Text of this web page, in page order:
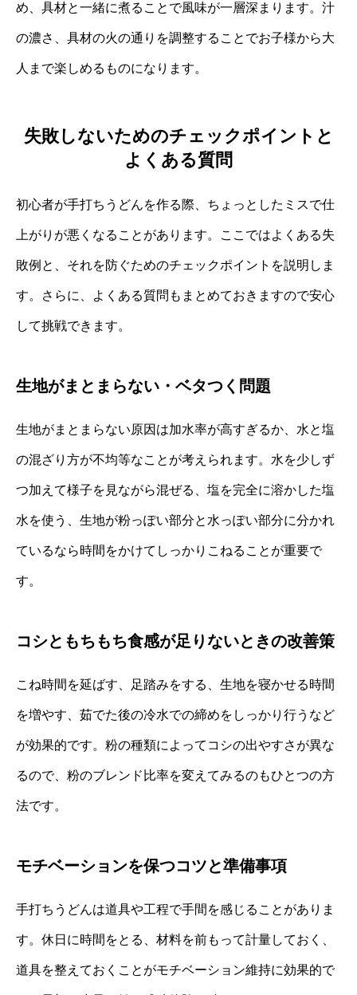
め、具材と一緒に煮ることで風味が一層深まります。汁
の濃さ、具材の火の通りを調整することでお子様から大
人まで楽しめるものになります。
失敗しないためのチェックポイントと
よくある質問
初心者が手打ちうどんを作る際、ちょっとしたミスで仕
上がりが悪くなることがあります。ここではよくある失
敗例と、それを防ぐためのチェックポイントを説明しま
す。さらに、よくある質問もまとめておきますので安心
して挑戦できます。
生地がまとまらない・ベタつく問題
生地がまとまらない原因は加水率が高すぎるか、水と塩
の混ざり方が不均等なことが考えられます。水を少しず
つ加えて様子を見ながら混ぜる、塩を完全に溶かした塩
水を使う、生地が粉っぽい部分と水っぽい部分に分かれ
ているなら時間をかけてしっかりこねることが重要で
す。
コシともちもち食感が足りないときの改善策
こね時間を延ばす、足踏みをする、生地を寝かせる時間
を増やす、茹でた後の冷水での締めをしっかり行うなど
が効果的です。粉の種類によってコシの出やすさが異な
るので、粉のブレンド比率を変えてみるのもひとつの方
法です。
モチベーションを保つコツと準備事項
手打ちうどんは道具や工程で手間を感じることがありま
す。休日に時間をとる、材料を前もって計量しておく、
道具を整えておくことがモチベーション維持に効果的で